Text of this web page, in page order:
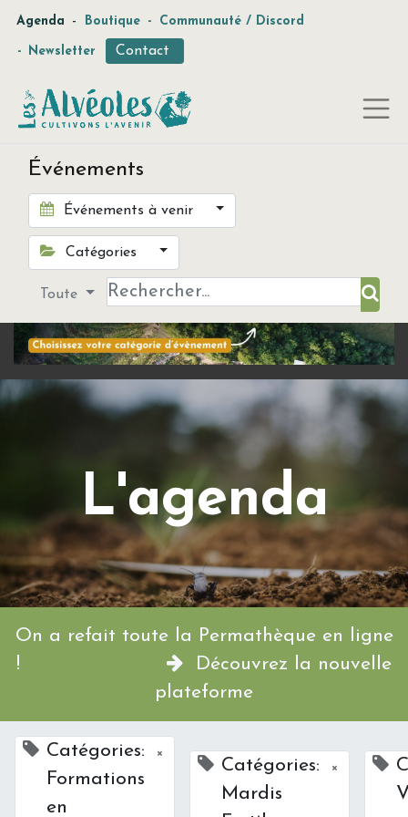
Agenda - Boutique - Communauté / Discord
- Newsletter Contact
Événements
Événements à venir
Catégories
Toute
L'agenda
On a refait toute la Permathèque en ligne
!
Découvrez la nouvelle
plateforme
Catégories:
Formations
en
×
Catégories:
Mardis
×